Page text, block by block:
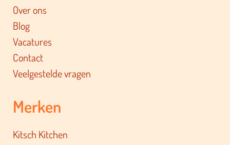
Over ons
Blog
Vacatures
Contact
Veelgestelde vragen
Merken
Kitsch Kitchen